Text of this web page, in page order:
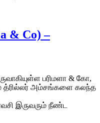
& Co) –
பரிமளா & கோ,
த்ரில்லர் அம்சங்களை கலந்த
இருவரும் நீண்ட